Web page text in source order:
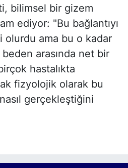
bilimsel bir gizem
ediyor: "Bu bağlantıyı
olurdu ama bu o kadar
arasında net bir
hastalıkta
fizyolojik olarak bu
gerçekleştiğini